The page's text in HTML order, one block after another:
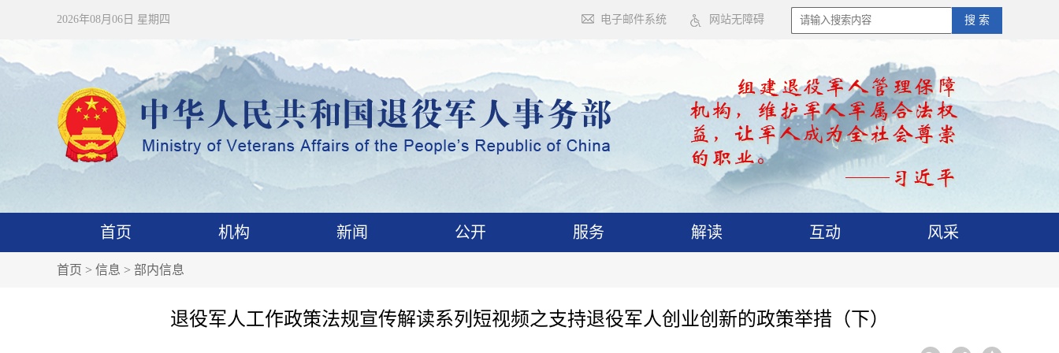
2026年08月06日 星期四 搜 索
电子邮件系统 网站无障碍
首页 机构 新闻 公开 服务 解读 互动 风采
首页 > 信息 > 部内信息
退役军人工作政策法规宣传解读系列短视频之支持退役军人创业创新的政策举措（下）